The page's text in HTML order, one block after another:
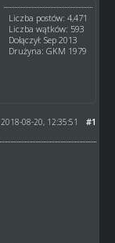
Liczba postów: 4,471
Liczba wątków: 593
Dołączył: Sep 2013
Drużyna: GKM 1979
#1
08-20, 12:35:51